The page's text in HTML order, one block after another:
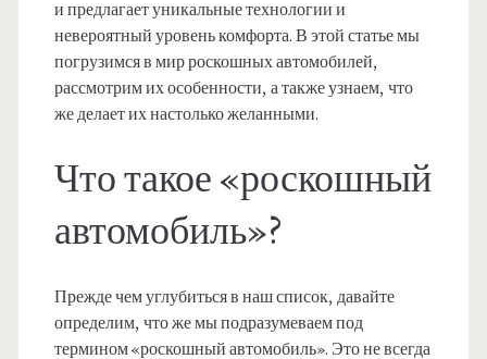
и предлагает уникальные технологии и
невероятный уровень комфорта. В этой статье мы
погрузимся в мир роскошных автомобилей,
рассмотрим их особенности, а также узнаем, что
же делает их настолько желанными.
Что такое «роскошный
автомобиль»?
Прежде чем углубиться в наш список, давайте
определим, что же мы подразумеваем под
термином «роскошный автомобиль». Это не всегда